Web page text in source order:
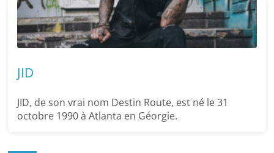
JID
JID, de son vrai nom Destin Route, est né le 31
octobre 1990 à Atlanta en Géorgie.